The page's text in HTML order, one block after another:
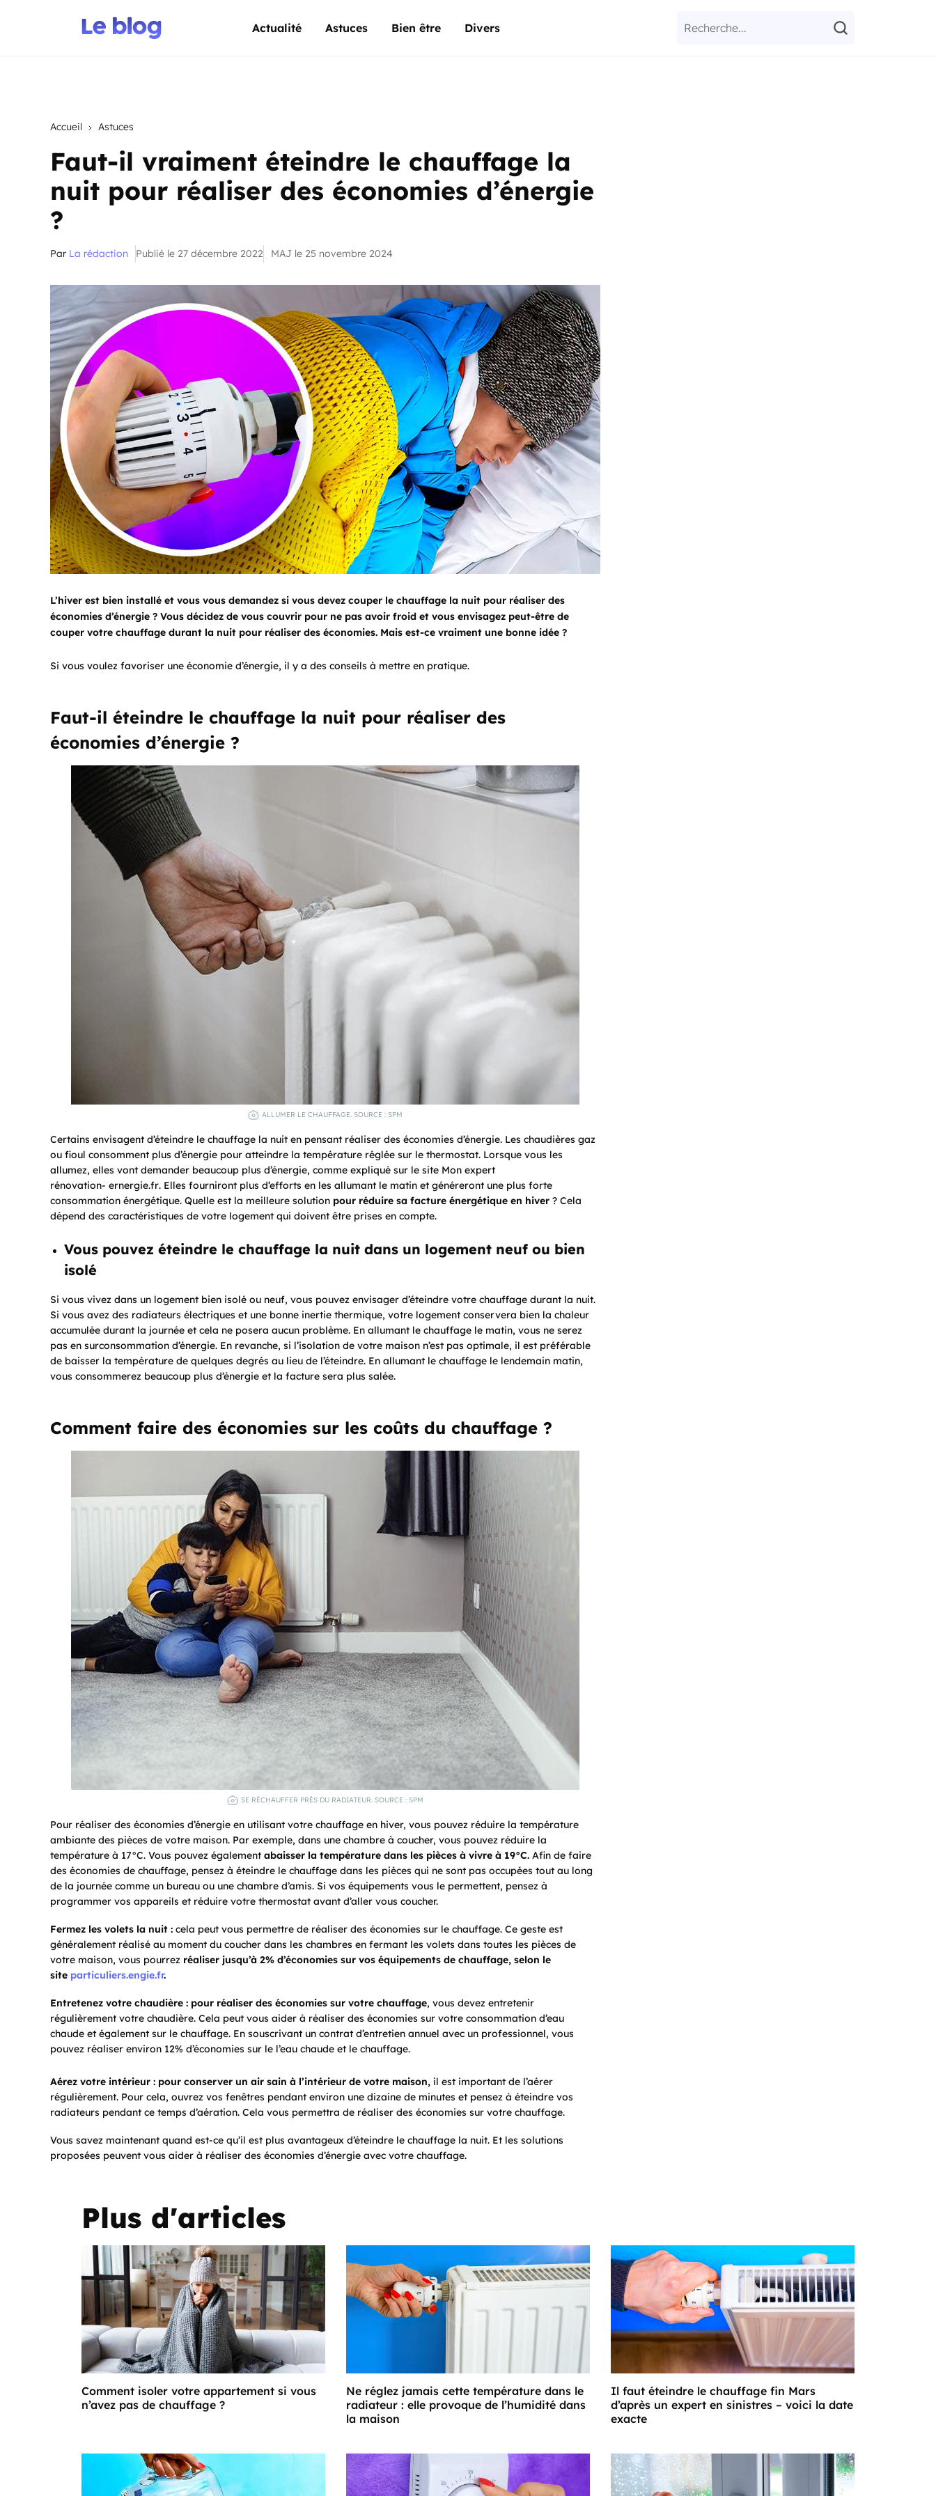
Actualité Astuces Bien être Divers
Accueil Astuces
Faut-il vraiment éteindre le chauffage la
nuit pour réaliser des économies d’énergie
?
Par La rédaction Publié le 27 décembre 2022 MAJ le 25 novembre 2024
L’hiver est bien installé et vous vous demandez si vous devez couper le chauffage la nuit pour réaliser des
économies d’énergie ? Vous décidez de vous couvrir pour ne pas avoir froid et vous envisagez peut-être de
couper votre chauffage durant la nuit pour réaliser des économies. Mais est-ce vraiment une bonne idée ?
Si vous voulez favoriser une économie d’énergie, il y a des conseils à mettre en pratique.
Faut-il éteindre le chauffage la nuit pour réaliser des
économies d’énergie ?
ALLUMER LE CHAUFFAGE. SOURCE : SPM
Certains envisagent d’éteindre le chauffage la nuit en pensant réaliser des économies d’énergie. Les chaudières gaz
ou fioul consomment plus d’énergie pour atteindre la température réglée sur le thermostat. Lorsque vous les
allumez, elles vont demander beaucoup plus d’énergie, comme expliqué sur le site Mon expert
rénovation- ernergie.fr. Elles fourniront plus d’efforts en les allumant le matin et généreront une plus forte
consommation énergétique. Quelle est la meilleure solution pour réduire sa facture énergétique en hiver ? Cela
dépend des caractéristiques de votre logement qui doivent être prises en compte.
Vous pouvez éteindre le chauffage la nuit dans un logement neuf ou bien
isolé
Si vous vivez dans un logement bien isolé ou neuf, vous pouvez envisager d’éteindre votre chauffage durant la nuit.
Si vous avez des radiateurs électriques et une bonne inertie thermique, votre logement conservera bien la chaleur
accumulée durant la journée et cela ne posera aucun problème. En allumant le chauffage le matin, vous ne serez
pas en surconsommation d’énergie. En revanche, si l’isolation de votre maison n’est pas optimale, il est préférable
de baisser la température de quelques degrés au lieu de l’éteindre. En allumant le chauffage le lendemain matin,
vous consommerez beaucoup plus d’énergie et la facture sera plus salée.
Comment faire des économies sur les coûts du chauffage ?
SE RÉCHAUFFER PRÈS DU RADIATEUR. SOURCE : SPM
Pour réaliser des économies d’énergie en utilisant votre chauffage en hiver, vous pouvez réduire la température
ambiante des pièces de votre maison. Par exemple, dans une chambre à coucher, vous pouvez réduire la
température à 17°C. Vous pouvez également abaisser la température dans les pièces à vivre à 19°C. Afin de faire
des économies de chauffage, pensez à éteindre le chauffage dans les pièces qui ne sont pas occupées tout au long
de la journée comme un bureau ou une chambre d’amis. Si vos équipements vous le permettent, pensez à
programmer vos appareils et réduire votre thermostat avant d’aller vous coucher.
Fermez les volets la nuit : cela peut vous permettre de réaliser des économies sur le chauffage. Ce geste est
généralement réalisé au moment du coucher dans les chambres en fermant les volets dans toutes les pièces de
votre maison, vous pourrez réaliser jusqu’à 2% d’économies sur vos équipements de chauffage, selon le
site particuliers.engie.fr.
Entretenez votre chaudière : pour réaliser des économies sur votre chauffage, vous devez entretenir
régulièrement votre chaudière. Cela peut vous aider à réaliser des économies sur votre consommation d’eau
chaude et également sur le chauffage. En souscrivant un contrat d’entretien annuel avec un professionnel, vous
pouvez réaliser environ 12% d’économies sur le l’eau chaude et le chauffage.
Aérez votre intérieur : pour conserver un air sain à l’intérieur de votre maison, il est important de l’aérer
régulièrement. Pour cela, ouvrez vos fenêtres pendant environ une dizaine de minutes et pensez à éteindre vos
radiateurs pendant ce temps d’aération. Cela vous permettra de réaliser des économies sur votre chauffage.
Vous savez maintenant quand est-ce qu’il est plus avantageux d’éteindre le chauffage la nuit. Et les solutions
proposées peuvent vous aider à réaliser des économies d’énergie avec votre chauffage.
Plus d'articles
Comment isoler votre appartement si vous
n’avez pas de chauffage ?
Ne réglez jamais cette température dans le
radiateur : elle provoque de l’humidité dans
la maison
Il faut éteindre le chauffage fin Mars
d’après un expert en sinistres – voici la date
exacte